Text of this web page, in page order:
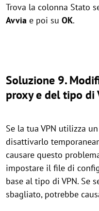
Trova la colonna Stato
Avvia e poi su OK.
Soluzione 9.
proxy e del tipo di
Se la tua VPN utilizza
disattivarlo
causare questo
impostare il file di
base al tipo di VPN. Se
sbagliato, potrebbe